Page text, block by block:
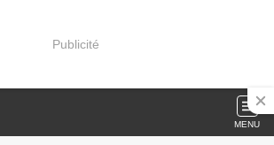
Publicité
MENU